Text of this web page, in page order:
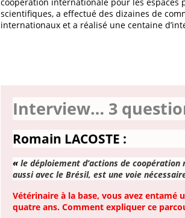
scientifiques, a effectué des dizaines de
internationaux et a réalisé une centaine
Interview… 3
Romain LACOSTE :
« le déploiement d’actions de
aussi avec le Brésil, est une voie
Vétérinaire à la base, vous avez entamé
quatre ans. Comment expliquer ce